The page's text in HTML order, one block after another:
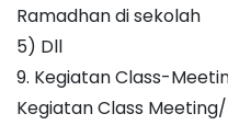
Ramadhan di sekolah
5) Dll
9. Kegiatan Class-
Kegiatan Class